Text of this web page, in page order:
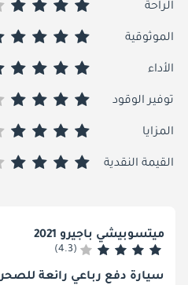
الراحة
الموثوقية
الأداء
توفير الوقود
المزايا
القيمة النقدية
ميتسوبيشي باجيرو 2021
(4.3)
سيارة دفع رباعي رائعة